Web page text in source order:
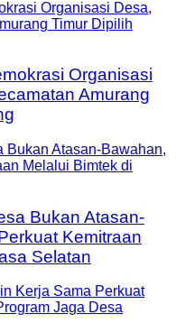
Organisasi
Amurang
Bukan Atasan-
Kemitraan
Selatan